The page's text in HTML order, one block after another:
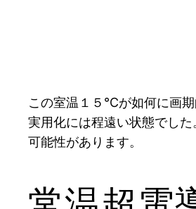
この室温１５℃が如何に画期
実用化には程遠い状態でし
可能性があります。